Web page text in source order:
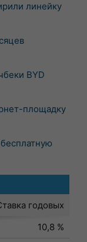
линейку
BYD
площадку
годовых
10,8 %